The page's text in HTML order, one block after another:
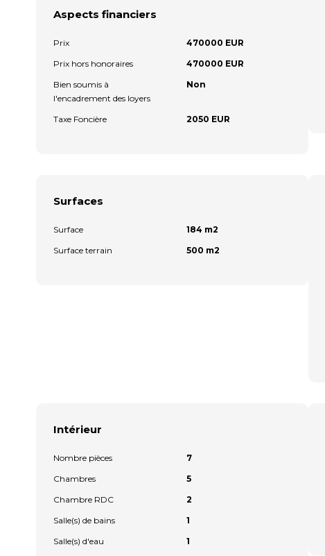
Aspects financiers
Prix
470000 EUR
Prix hors honoraires
470000 EUR
Bien soumis à
l'encadrement des loyers
Non
Taxe Foncière 2050 EUR
Surfaces
Surface
184 m2
Surface terrain
500 m2
Intérieur
Nombre pièces
7
Chambres
5
Chambre RDC
2
Salle(s) de bains
1
Salle(s) d'eau
1